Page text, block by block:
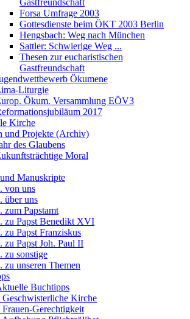
Gastfreundschaft
Forsa Umfrage 2003
Gottesdienste beim ÖKT 2003 Berlin
Hengsbach: Weg nach München
Sattler: Schwierige Weg ...
Thesen zur eucharistischen
Gastfreundschaft
Ökumene
Liturgie
Ökum. Versammlung EÖV3
2017
Kirche
und Projekte (Archiv)
des Glaubens
Moral
Manuskripte
von uns
über uns
zum Papstamt
zu Papst Benedikt XVI
zu Papst Franziskus
zu Papst Joh. Paul II
zu sonstige
zu unseren Themen
Buchtipps
Geschwisterliche Kirche
Frauen-Gerechtigkeit